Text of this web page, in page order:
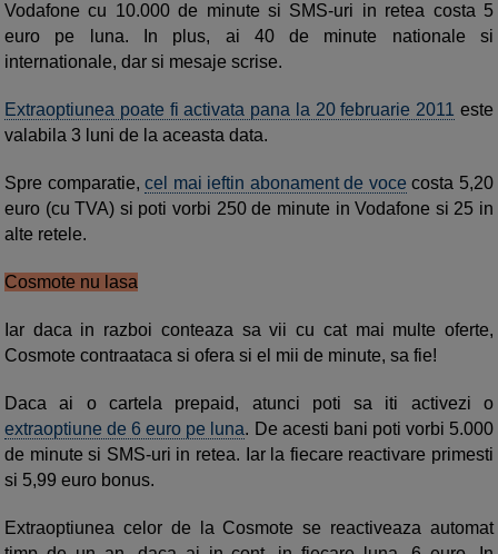
Vodafone cu 10.000 de minute si SMS-uri in retea costa 5
euro pe luna. In plus, ai 40 de minute nationale si
internationale, dar si mesaje scrise.
Extraoptiunea poate fi activata pana la 20 februarie 2011 este
valabila 3 luni de la aceasta data.
Spre comparatie,cel mai ieftin abonament de voce costa 5,20
euro (cu TVA) si poti vorbi 250 de minute in Vodafone si 25 in
alte retele.
Cosmote nu lasa
Iar daca in razboi conteaza sa vii cu cat mai multe oferte,
Cosmote contraataca si ofera si el mii de minute, sa fie!
Daca ai o cartela prepaid, atunci poti sa iti activezi o
extraoptiune de 6 euro pe luna. De acesti bani poti vorbi 5.000
de minute si SMS-uri in retea. Iar la fiecare reactivare primesti
si 5,99 euro bonus.
Extraoptiunea celor de la Cosmote se reactiveaza automat